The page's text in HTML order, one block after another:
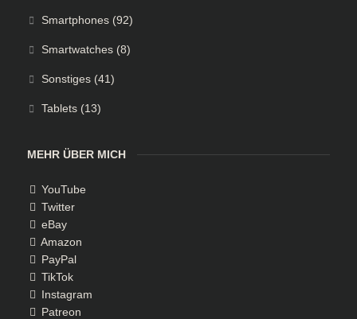
Smartphones(92)
Smartwatches(8)
Sonstiges(41)
Tablets(13)
MEHR ÜBER MICH
YouTube
Twitter
eBay
Amazon
PayPal
TikTok
Instagram
Patreon